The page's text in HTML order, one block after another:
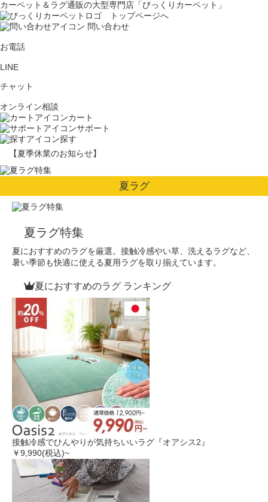
カーペット＆ラグ通販の大型専門店「びっくりカーペット」
問い合わせ
お電話
LINE
チャット
オンライン相談
カート
サポート
探す
【夏季休業のお知らせ】
夏ラグ
夏ラグ特集
夏におすすめのラグを厳選。接触冷感やい草、洗えるラグなど、
暑い季節も快適に使える夏用ラグを取り揃えています。
夏におすすめのラグ ランキング
接触冷感でひんやりが気持ちいいラグ『オアシス2』
￥9,990(税込)~